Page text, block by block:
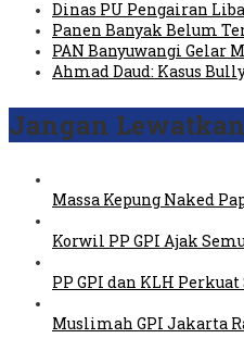
Dinas PU Pengairan
Panen Banyak Belum
PAN Banyuwangi Gelar
Ahmad Daud: Kasus
Jangan Lewatkan
Massa Kepung Naked
Korwil PP GPI Ajak
PP GPI dan KLH
Muslimah GPI Jakarta